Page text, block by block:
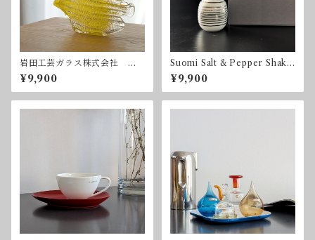
岩田工芸ガラス株式会社
魚
¥9,900
Suomi Salt & Pepper Shake
rs by Timo Sarpaneva for
Rosenthal Studio Linie 25
周年記念 ローゼンタール
¥9,900